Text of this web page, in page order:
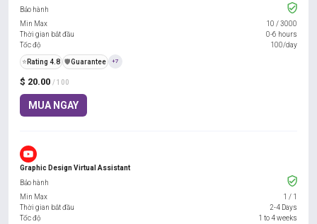
$ 20.00 / 100
MUA NGAY
Bảo hành
Min Max
10 /3000
Thời gian bắt đầu
0-6 hours
Tốc độ
100/day
⭐ Rating 4.8 ️🛡️Guarantee +7
Graphic Design Virtual Assistant
Bảo hành
Min Max
1 / 1
Thời gian bắt đầu
2-4 Days
Tốc độ
1 to 4 weeks